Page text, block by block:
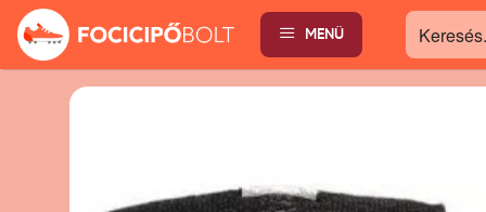
MENÜ Keresés...